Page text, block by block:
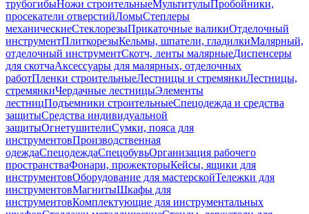
трубогибыНожи строительныеМультитулыПробойники,
просекатели отверстийЛомыСтеплеры
механическиеСтеклорезыПрикаточные валикиОтделочный
инструментПлиткорезыКельмы, шпатели, гладилкиМалярный,
отделочный инструментСкотч, ленты малярныеДиспенсеры
для скотчаАксессуары для малярных, отделочных
работПленки строительныеЛестницы и стремянкиЛестницы,
стремянкиЧердачные лестницыЭлементы
лестницПодъемники строительныеСпецодежда и средства
защитыСредства индивидуальной
защитыОгнетушителиСумки, пояса для
инструментовПроизводственная
одеждаСпецодеждаСпецобувьОрганизация рабочего
пространстваФонари, прожекторыКейсы, ящики для
инструментовОборудование для мастерскойТележки для
инструментовМагнитыШкафы для
инструментовКомплектующие для инструментальных